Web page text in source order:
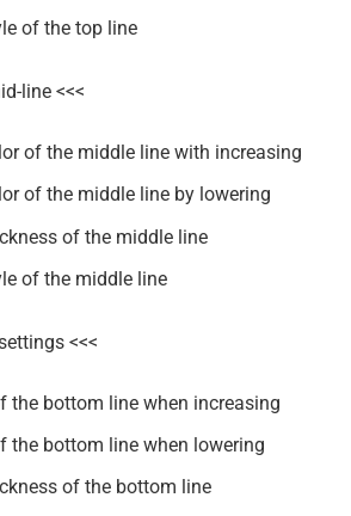
of the top line
line <<<
of the middle line with increasing
of the middle line by lowering
of the middle line
of the middle line
<<<
the bottom line when increasing
the bottom line when lowering
of the bottom line